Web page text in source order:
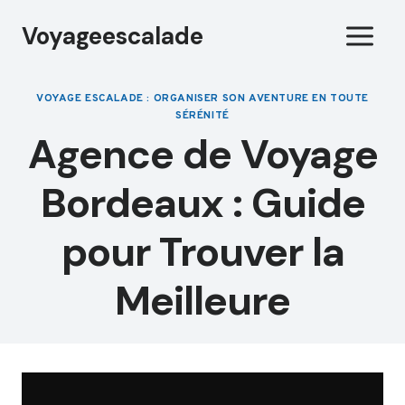
Voyageescalade
VOYAGE ESCALADE : ORGANISER SON AVENTURE EN TOUTE
SÉRÉNITÉ
Agence de Voyage
Bordeaux : Guide
pour Trouver la
Meilleure